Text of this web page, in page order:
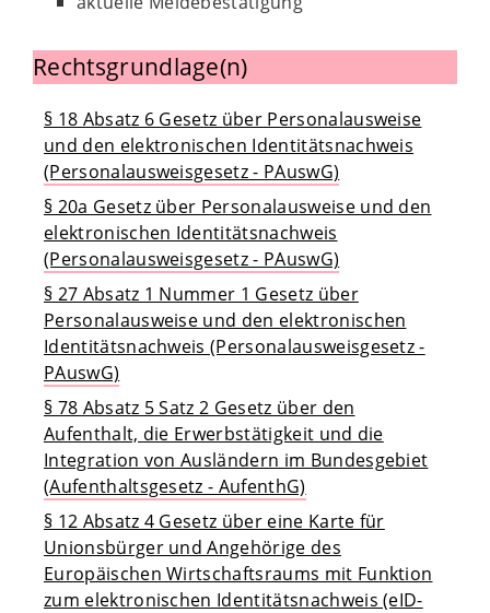
Rechtsgrundlage(n)
§ 18 Absatz 6 Gesetz über Personalausweise
und den elektronischen Identitätsnachweis
(Personalausweisgesetz - PAuswG)
§ 20a Gesetz über Personalausweise und den
elektronischen Identitätsnachweis
(Personalausweisgesetz - PAuswG)
§ 27 Absatz 1 Nummer 1 Gesetz über
Personalausweise und den elektronischen
Identitätsnachweis (Personalausweisgesetz -
PAuswG)
§ 78 Absatz 5 Satz 2 Gesetz über den
Aufenthalt, die Erwerbstätigkeit und die
Integration von Ausländern im Bundesgebiet
(Aufenthaltsgesetz - AufenthG)
§ 12 Absatz 4 Gesetz über eine Karte für
Unionsbürger und Angehörige des
Europäischen Wirtschaftsraums mit Funktion
zum elektronischen Identitätsnachweis (eID-